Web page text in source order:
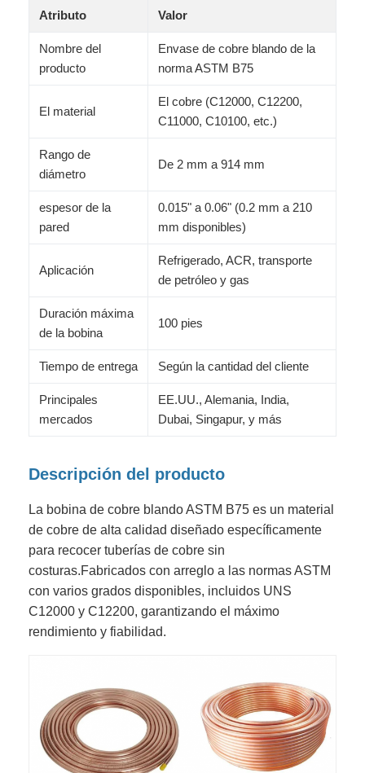
Atributo Valor
Nombre del
producto
Envase de cobre blando de la
norma ASTM B75
El material
El cobre (C12000, C12200,
C11000, C10100, etc.)
Rango de
diámetro
De 2 mm a 914 mm
espesor de la
pared
0.015" a 0.06" (0.2 mm a 210
mm disponibles)
Aplicación
Refrigerado, ACR, transporte
de petróleo y gas
Duración máxima
de la bobina
100 pies
Tiempo de entrega Según la cantidad del cliente
Principales
mercados
EE.UU., Alemania, India,
Dubai, Singapur, y más
Descripción del producto
La bobina de cobre blando ASTM B75 es un material
de cobre de alta calidad diseñado específicamente
para recocer tuberías de cobre sin
costuras.Fabricados con arreglo a las normas ASTM
con varios grados disponibles, incluidos UNS
C12000 y C12200, garantizando el máximo
rendimiento y fiabilidad.